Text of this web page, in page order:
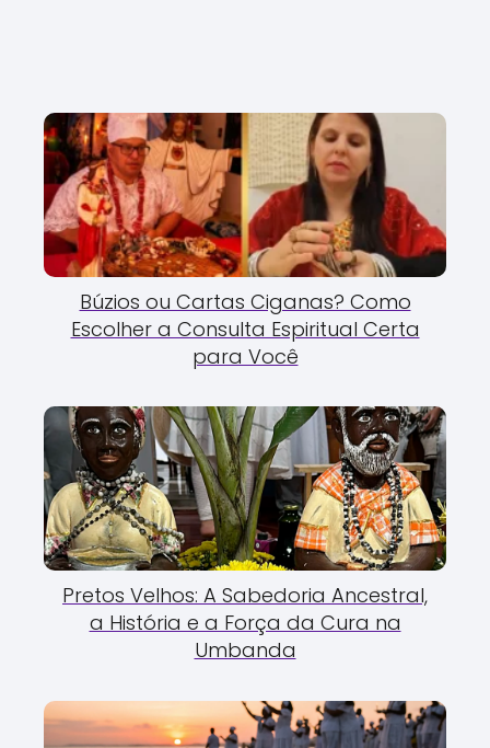
Búzios ou Cartas Ciganas? Como
Escolher a Consulta Espiritual Certa
para Você
Pretos Velhos: A Sabedoria Ancestral,
a História e a Força da Cura na
Umbanda